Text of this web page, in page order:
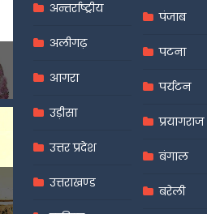
अन्तर्राष्ट्रीय
अलीगढ़
आगरा
उड़ीसा
उत्तर प्रदेश
उत्तराखण्ड
पंजाब
पटना
पर्यटन
प्रयागराज
बंगाल
बरेली